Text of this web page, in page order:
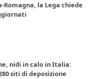
la Lega chiede
nidi in calo in Italia:
siti di deposizione